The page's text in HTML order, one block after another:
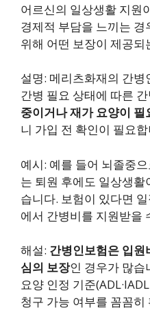
어르신의 일상생활 지원
경제적 부담을 느끼는
위해 어떤 보장이 제공
설명: 메리츠화재의 간병
간병 필요 상태에 따른
중이거나 재가 요양이 필
니 가입 전 확인이 필요
예시: 예를 들어 뇌졸중
는 퇴원 후에도 일상생
습니다. 보험이 있다면
에서 간병비를 지원받을
해설: 간병인보험은 입원
심의 보장인 경우가 많습
요양 인정 기준
청구 가능 여부를 꼼꼼